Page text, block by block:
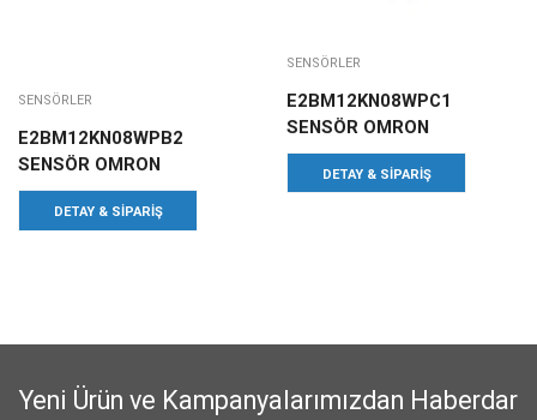
SENSÖRLER
E2BM12KN08WPB2
SENSÖR OMRON
DETAY & SIPARIŞ
SENSÖRLER
E2BM12KN08WPC1
SENSÖR OMRON
DETAY & SIPARIŞ
Yeni Ürün ve Kampanyalarımızdan Haberdar